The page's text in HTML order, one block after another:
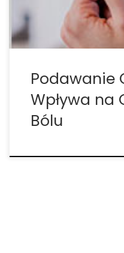
na modelu ludzkim z
Podawanie
Wpływa na
Bólu